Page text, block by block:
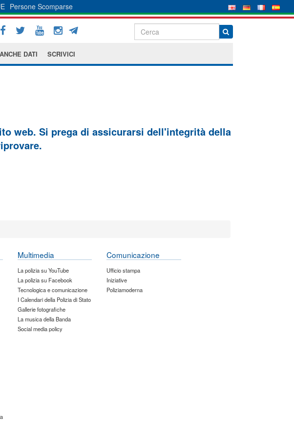
Persone Scomparse
DATI SCRIVICI
web. Si prega di assicurarsi dell'integrità della
Multimedia
La polizia su YouTube
La polizia su Facebook
Tecnologica e comunicazione
I Calendari della Polizia di Stato
Gallerie fotografiche
La musica della Banda
Social media policy
Comunicazione
Ufficio stampa
Iniziative
Poliziamoderna